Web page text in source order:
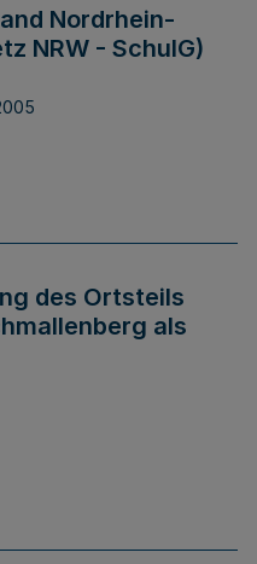
Nordrhein-
NRW - SchulG)
des Ortsteils
als